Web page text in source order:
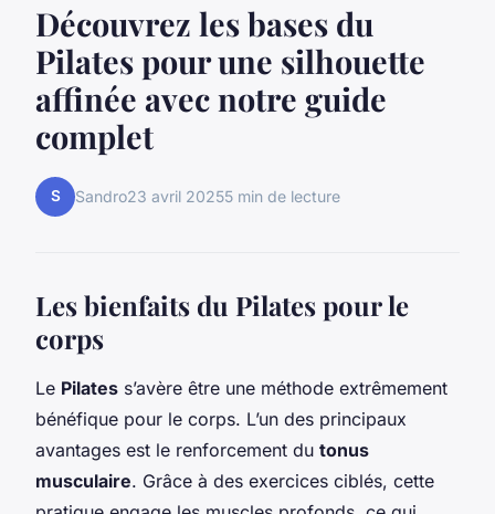
Découvrez les bases du
Pilates pour une silhouette
affinée avec notre guide
complet
S Sandro23 avril 20255 min de lecture
Les bienfaits du Pilates pour le
corps
Le Pilates s’avère être une méthode extrêmement
bénéfique pour le corps. L’un des principaux
avantages est le renforcement du tonus
musculaire. Grâce à des exercices ciblés, cette